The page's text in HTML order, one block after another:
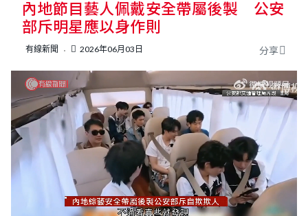
按輸入鍵開始搜尋
內地節目藝人佩戴安全帶屬後製 公安
部斥明星應以身作則
有線新聞 2026年06月03日 分享